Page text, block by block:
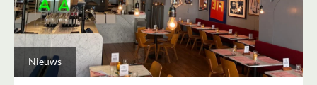
Nieuws